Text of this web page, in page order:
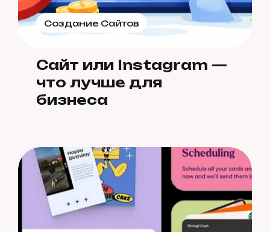
Создание Сайтов
Сайт или Instagram —
что лучше для
бизнеса